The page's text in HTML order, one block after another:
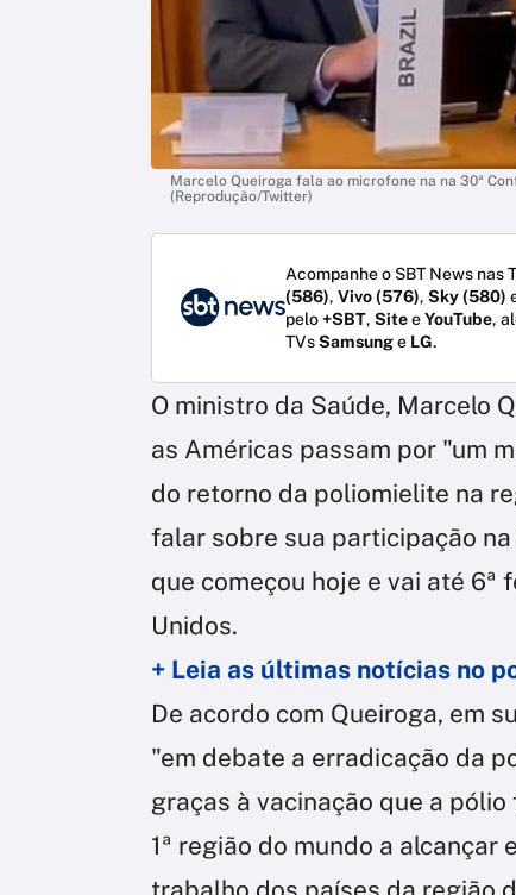
Marcelo Queiroga fala ao microfone na na 30ª
(Reprodução/Twitter)
Acompanhe o SBT News nas
(586), Vivo (576), Sky (580)
pelo+SBT, SiteeYouTube,
TVsSamsunge LG.
O ministro da Saúde, Marcelo
as Américas passam por "um
do retorno da poliomielite na
falar sobre sua participação
que começou hoje e vai até 6ª
Unidos.
+ Leia as últimas notícias no
De acordo com Queiroga, em
"em debate a erradicação da
graças à vacinação que a
1ª região do mundo a
trabalho dos países da região